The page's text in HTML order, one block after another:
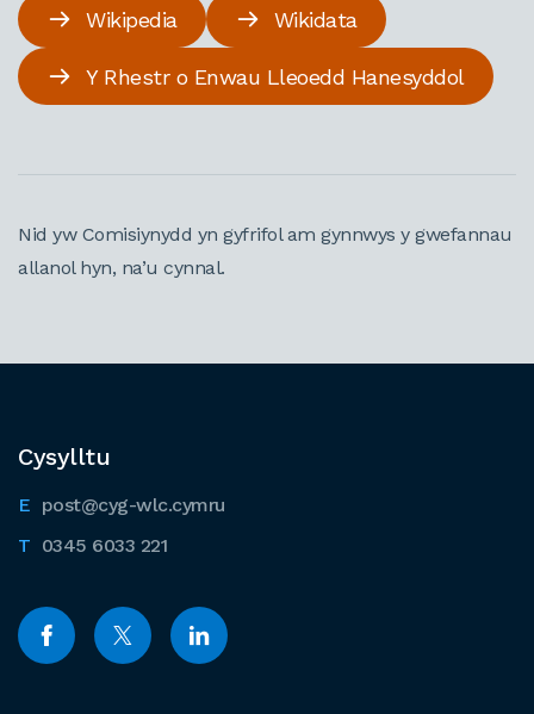
Wikipedia Wikidata
Y Rhestr o Enwau Lleoedd Hanesyddol
Nid yw Comisiynydd yn gyfrifol am gynnwys y gwefannau
allanol hyn, na’u cynnal.
Cysylltu
post@cyg-wlc.cymru
0345 6033 221